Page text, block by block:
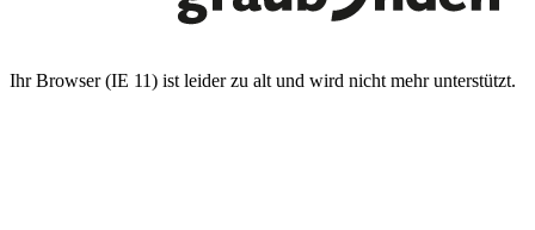
Ihr Browser (IE 11) ist leider zu alt und wird nicht mehr unterstützt.